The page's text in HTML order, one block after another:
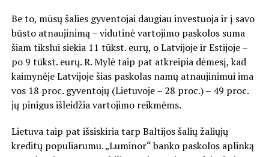
Be to, mūsų šalies gyventojai daugiau investuoja ir į savo
būsto atnaujinimą – vidutinė vartojimo paskolos suma
šiam tikslui siekia 11 tūkst. eurų, o Latvijoje ir Estijoje –
po 9 tūkst. eurų. R. Mylė taip pat atkreipia dėmesį, kad
kaimynėje Latvijoje šias paskolas namų atnaujinimui ima
vos 18 proc. gyventojų (Lietuvoje – 28 proc.) – 49 proc.
jų pinigus išleidžia vartojimo reikmėms.
Lietuva taip pat išsiskiria tarp Baltijos šalių žaliųjų
kreditų populiarumu. „Luminor“ banko paskolos aplinką